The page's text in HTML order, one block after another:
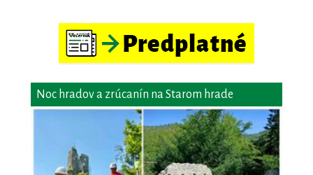
Noc hradov a zrúcanín na Starom hrade